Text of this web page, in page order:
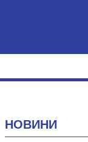
НОВИНИ